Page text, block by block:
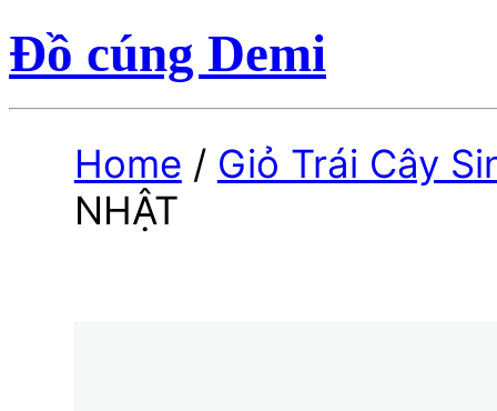
Đồ cúng Demi
Home / Giỏ Trái Cây
NHẬT